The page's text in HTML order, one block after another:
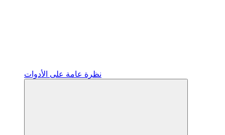
نظرة عامة على الأدوات